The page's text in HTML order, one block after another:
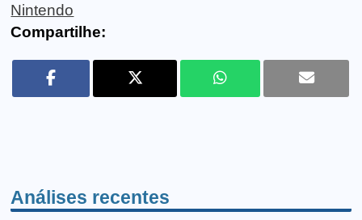
Nintendo
Compartilhe:
Análises recentes